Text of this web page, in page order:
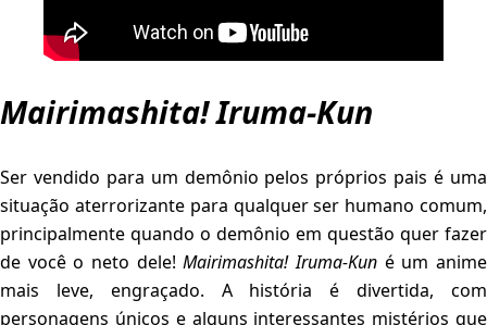
Mairimashita! Iruma-Kun
Ser vendido para um demônio pelos próprios pais é uma
situação aterrorizante para qualquer ser humano comum,
principalmente quando o demônio em questão quer fazer
de você o neto dele!Mairimashita! Iruma-Kun é um anime
mais leve, engraçado. A história é divertida, com
personagens únicos e alguns interessantes mistérios que